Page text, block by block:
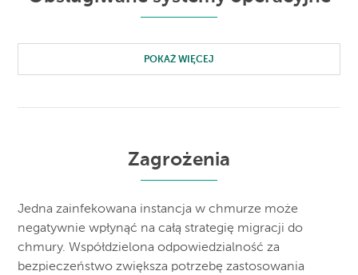
POKAŻ WIĘCEJ
Zagrożenia
Jedna zainfekowana instancja w chmurze może
negatywnie wpłynąć na całą strategię migracji do
chmury. Współdzielona odpowiedzialność za
bezpieczeństwo zwiększa potrzebę zastosowania